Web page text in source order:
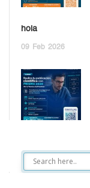
hola
09 Feb 2026